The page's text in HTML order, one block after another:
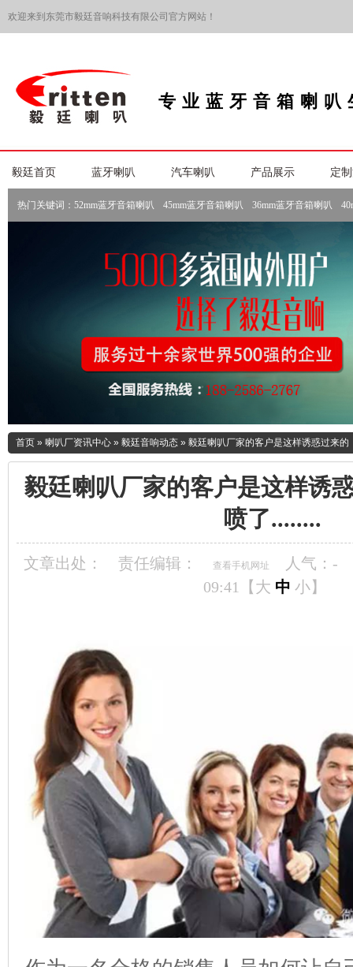
欢迎来到东莞市毅廷音响科技有限公司官方网站！
专业蓝牙音箱喇叭
毅廷首页 蓝牙喇叭 汽车喇叭 产品展示 定
热门关键词： 52mm蓝牙音箱喇叭 45mm蓝牙音箱喇叭 36mm蓝牙音箱喇叭
首页 » 喇叭厂资讯中心 » 毅廷音响动态 » 毅廷喇叭厂家的客户是这样诱惑过来的
毅廷喇叭厂家的客户是这样诱
喷了........
文章出处： 责任编辑： 查看手机网址 人气： -
09:41【 大 中 小】